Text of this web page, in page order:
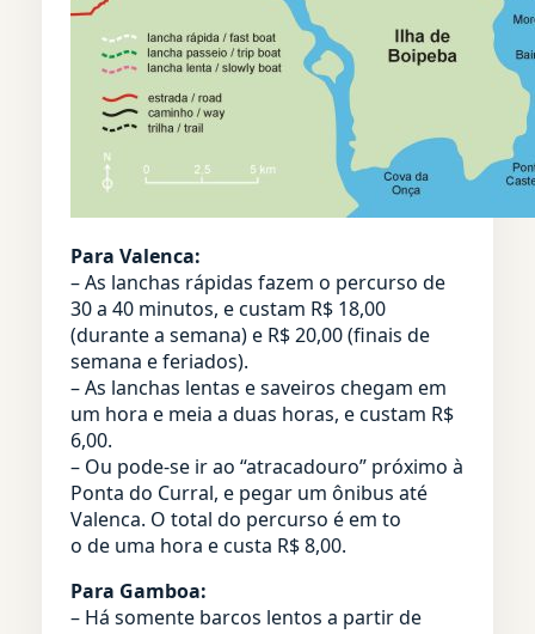
Para Valenca:
– As lanchas rápidas fazem o percurso de
30 a 40 minutos, e custam R$ 18,00
(durante a semana) e R$ 20,00 (finais de
semana e feriados).
– As lanchas lentas e saveiros chegam em
um hora e meia a duas horas, e custam R$
6,00.
– Ou pode-se ir ao “atracadouro” próximo à
Ponta do Curral, e pegar um ônibus até
Valenca. O total do percurso é em to
o de uma hora e custa R$ 8,00.
Para Gamboa:
– Há somente barcos lentos a partir de